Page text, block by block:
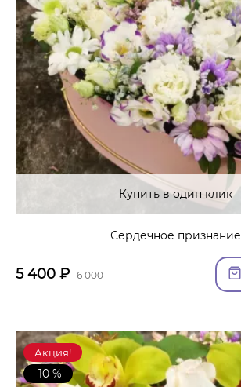
Купить в один клик
Сердечное признание
5 400 ₽ 6 000
Акция!
-10 %